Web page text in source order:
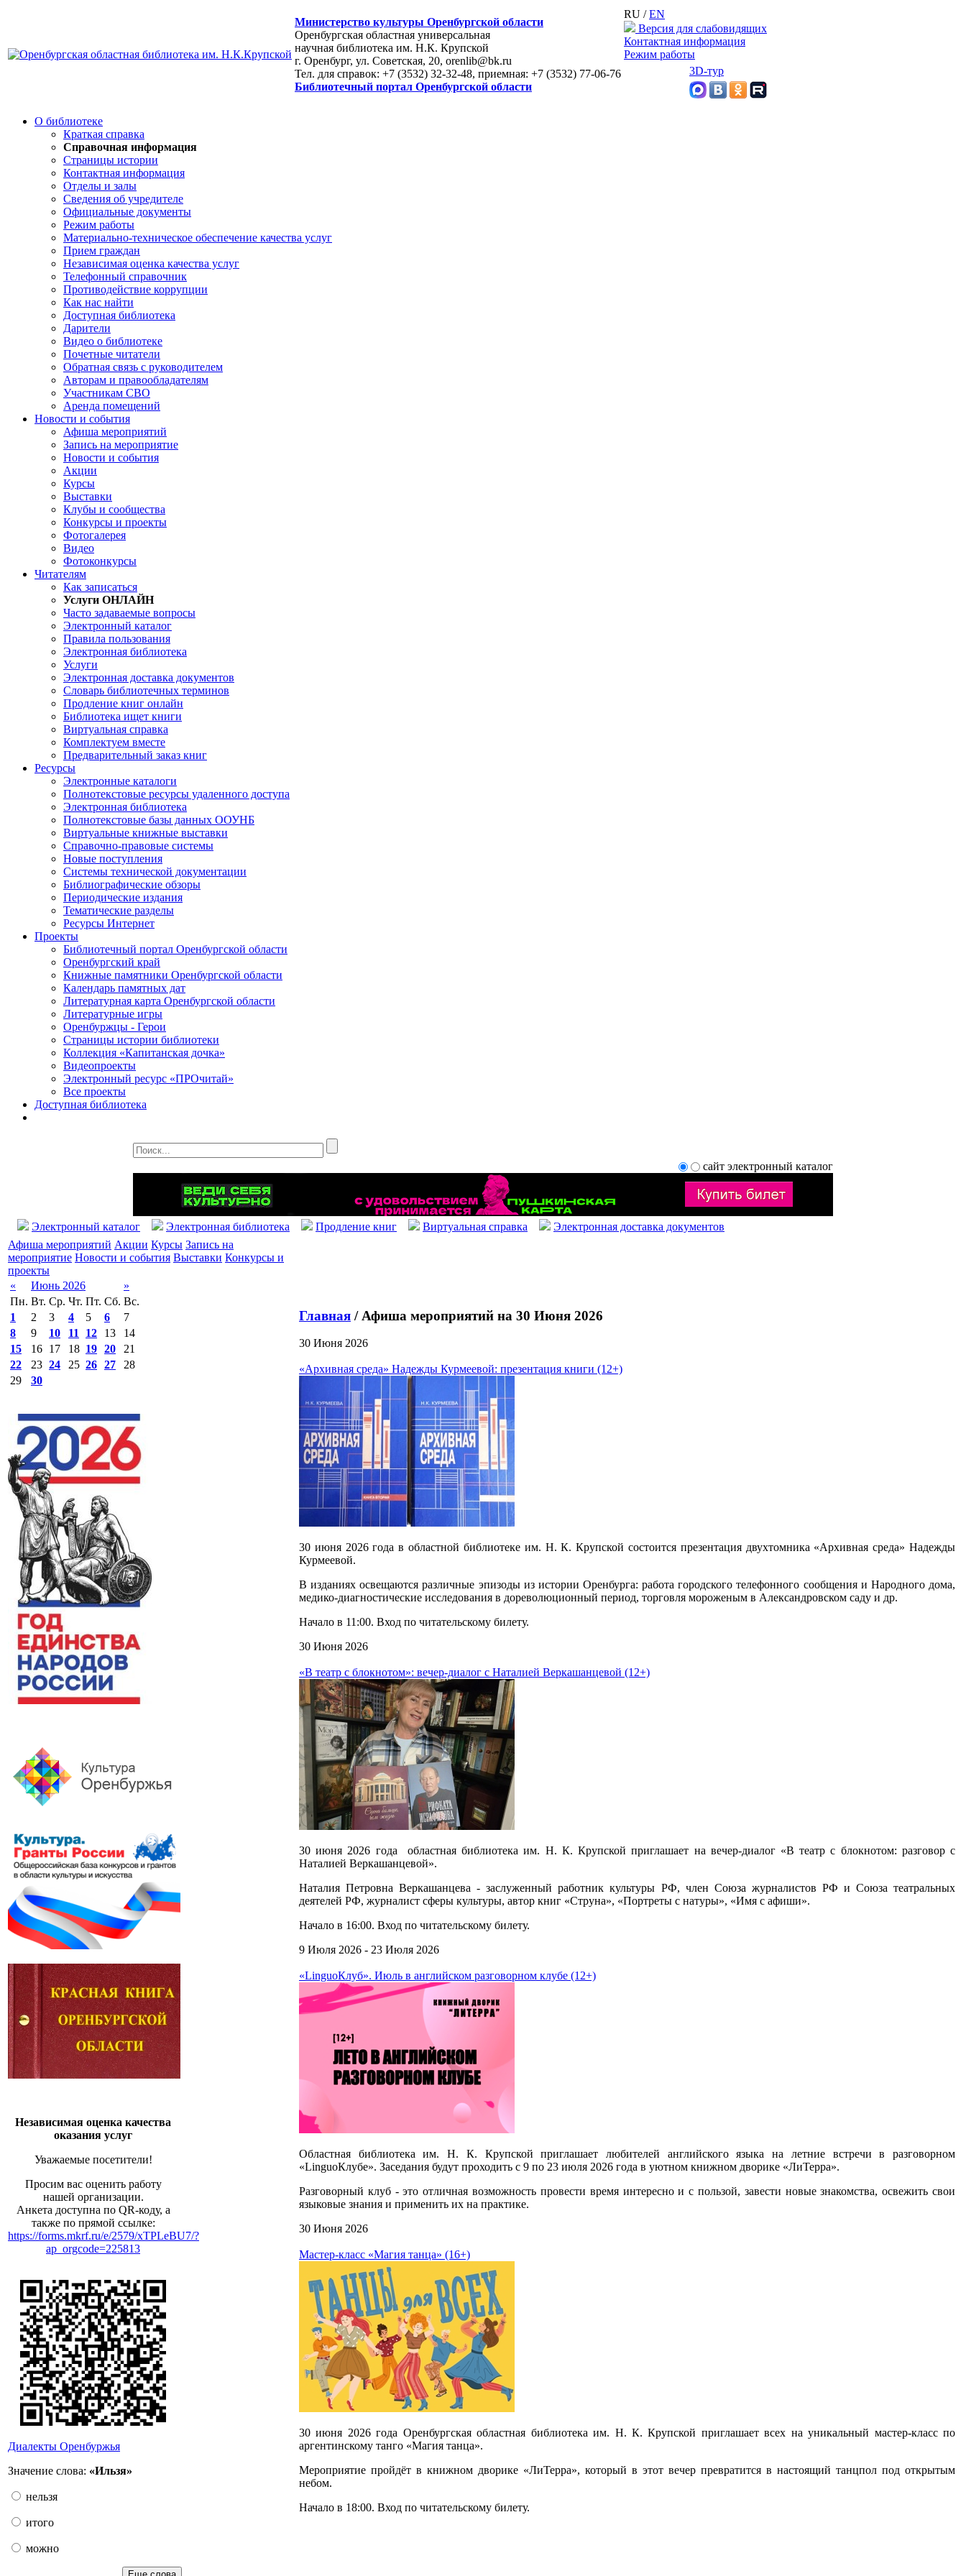
Министерство культуры Оренбургской области
Оренбургская областная универсальная
научная библиотека им. Н.К. Крупской
г. Оренбург, ул. Советская, 20, orenlib@bk.ru
Тел. для справок: +7 (3532) 32-32-48, приемная: +7 (3532) 77-06-76
Библиотечный портал Оренбургской области
RU /EN
Версия для слабовидящих
Контактная информация
Режим работы
3D-тур
О библиотеке
Краткая справка
Справочная информация
Страницы истории
Контактная информация
Отделы и залы
Сведения об учредителе
Официальные документы
Режим работы
Материально-техническое обеспечение качества услуг
Прием граждан
Независимая оценка качества услуг
Телефонный справочник
Противодействие коррупции
Как нас найти
Доступная библиотека
Дарители
Видео о библиотеке
Почетные читатели
Обратная связь с руководителем
Авторам и правообладателям
Участникам СВО
Аренда помещений
Новости и события
Афиша мероприятий
Запись на мероприятие
Новости и события
Акции
Курсы
Выставки
Клубы и сообщества
Конкурсы и проекты
Фотогалерея
Видео
Фотоконкурсы
Читателям
Как записаться
Услуги ОНЛАЙН
Часто задаваемые вопросы
Электронный каталог
Правила пользования
Электронная библиотека
Услуги
Электронная доставка документов
Словарь библиотечных терминов
Продление книг онлайн
Библиотека ищет книги
Виртуальная справка
Комплектуем вместе
Предварительный заказ книг
Ресурсы
Электронные каталоги
Полнотекстовые ресурсы удаленного доступа
Электронная библиотека
Полнотекстовые базы данных ООУНБ
Виртуальные книжные выставки
Справочно-правовые системы
Новые поступления
Cистемы технической документации
Библиографические обзоры
Периодические издания
Тематические разделы
Ресурсы Интернет
Проекты
Библиотечный портал Оренбургской области
Оренбургский край
Книжные памятники Оренбургской области
Календарь памятных дат
Литературная карта Оренбургской области
Литературные игры
Оренбуржцы - Герои
Страницы истории библиотеки
Коллекция «Капитанская дочка»
Видеопроекты
Электронный ресурс «ПРОчитай»
Все проекты
Доступная библиотека
сайт электронный каталог
Электронный каталог Электронная библиотека Продление книг Виртуальная справка
Электронная доставка документов
Афиша мероприятий Акции Курсы Запись на
мероприятие Новости и события Выставки Конкурсы и
проекты
«
Июнь 2026
»
Пн. Вт. Ср. Чт. Пт. Сб. Вс.
1
2 3 4 5 6
7
8
9 10 11 12 13
14
15
16 17 18 19 20
21
22
23 24 25 26 27
28
29
30
Независимая оценка качества
оказания услуг
Уважаемые посетители!
Просим вас оценить работу
нашей организации.
Анкета доступна по QR-коду, а
также по прямой ссылке:
https://forms.mkrf.ru/e/2579/xTPLeBU7/?
ap_orgcode=225813
Диалекты Оренбуржья
Значение слова: «Ильзя»
нельзя
итого
можно
Главная / Афиша мероприятий на 30 Июня 2026
30 Июня 2026
«Архивная среда» Надежды Курмеевой: презентация книги (12+)
30 июня 2026 года в областной библиотеке им. Н. К. Крупской состоится презентация двухтомника «Архивная среда» Надежды
Курмеевой.
В изданиях освещаются различные эпизоды из истории Оренбурга: работа городского телефонного сообщения и Народного дома,
медико-диагностические исследования в дореволюционный период, торговля мороженым в Александровском саду и др.
Начало в 11:00. Вход по читательскому билету.
30 Июня 2026
«В театр с блокнотом»: вечер-диалог с Наталией Веркашанцевой (12+)
30 июня 2026 года областная библиотека им. Н. К. Крупской приглашает на вечер-диалог «В театр с блокнотом: разговор с
Наталией Веркашанцевой».
Наталия Петровна Веркашанцева - заслуженный работник культуры РФ, член Союза журналистов РФ и Союза театральных
деятелей РФ, журналист сферы культуры, автор книг «Струна», «Портреты с натуры», «Имя с афиши».
Начало в 16:00. Вход по читательскому билету.
9 Июля 2026 - 23 Июля 2026
«LinguoКлуб». Июль в английском разговорном клубе (12+)
Областная библиотека им. Н. К. Крупской приглашает любителей английского языка на летние встречи в разговорном
«LinguoКлубе». Заседания будут проходить с 9 по 23 июля 2026 года в уютном книжном дворике «ЛиТерра».
Разговорный клуб - это отличная возможность провести время интересно и с пользой, завести новые знакомства, освежить свои
языковые знания и применить их на практике.
30 Июня 2026
Мастер-класс «Магия танца» (16+)
30 июня 2026 года Оренбургская областная библиотека им. Н. К. Крупской приглашает всех на уникальный мастер‑класс по
аргентинскому танго «Магия танца».
Мероприятие пройдёт в книжном дворике «ЛиТерра», который в этот вечер превратится в настоящий танцпол под открытым
небом.
Начало в 18:00. Вход по читательскому билету.